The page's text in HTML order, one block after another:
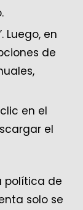
Luego, en
de
en el
el
política de
solo se